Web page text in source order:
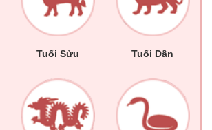
Tuổi Sửu Tuổi Dần